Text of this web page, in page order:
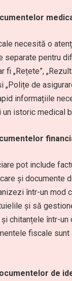
necesită o
separate pentru
fi „Rețete”,
„Polițe de
informațiile
istoric medical
pot include
și documente
într-un mod
și să
chitanțele într-un
fiscale sunt
de